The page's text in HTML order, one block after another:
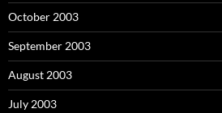
October 2003
September 2003
August 2003
July 2003